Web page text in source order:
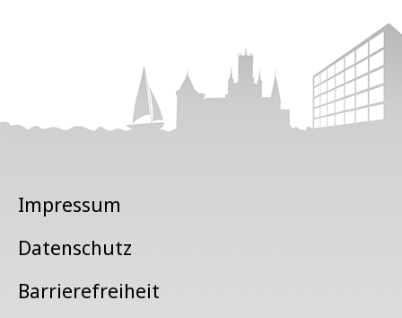
Impressum
Datenschutz
Barrierefreiheit